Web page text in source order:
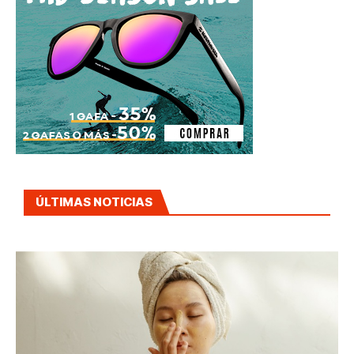
ÚLTIMAS NOTICIAS